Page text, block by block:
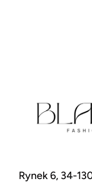
Rynek 6, 34-